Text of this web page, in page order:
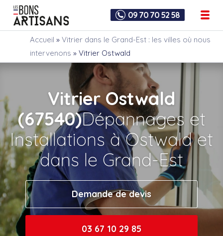
09 70 70 52 58
Accueil » Vitrier dans le Grand-Est : les villes où nous
intervenons » Vitrier Ostwald
Vitrier Ostwald
(67540)Dépannages et
Installations à Ostwald et
dans le Grand-Est
Demande de devis
03 67 10 29 85